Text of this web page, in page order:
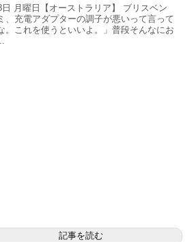
日 月曜日【オーストラリア】 ブリスベン
、充電アダプターの調子が悪いって言って
。これを使うといいよ。」普段そんなにお
記事を読む